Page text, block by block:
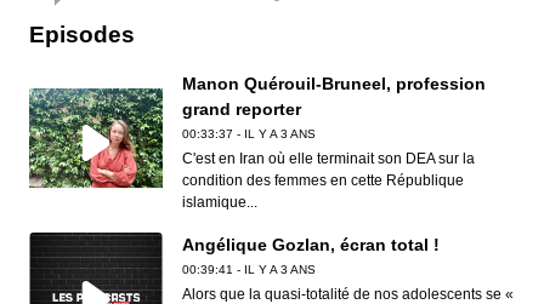
Episodes
Manon Quérouil-Bruneel, profession
grand reporter
00:33:37 - IL Y A 3 ANS
C'est en Iran où elle terminait son DEA sur la
condition des femmes en cette République
islamique...
Angélique Gozlan, écran total !
00:39:41 - IL Y A 3 ANS
Alors que la quasi-totalité de nos adolescents se «